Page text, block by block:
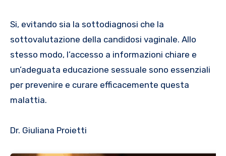
Si, evitando sia la sottodiagnosi che la
sottovalutazione della candidosi vaginale. Allo
stesso modo, l’accesso a informazioni chiare e
un’adeguata educazione sessuale sono essenziali
per prevenire e curare efficacemente questa
malattia.
Dr. Giuliana Proietti